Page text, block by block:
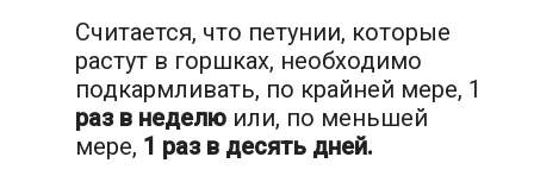
Считается, что петунии, которые
растут в горшках, необходимо
подкармливать, по крайней мере, 1
раз в неделю или, по меньшей
мере, 1 раз в десять дней.